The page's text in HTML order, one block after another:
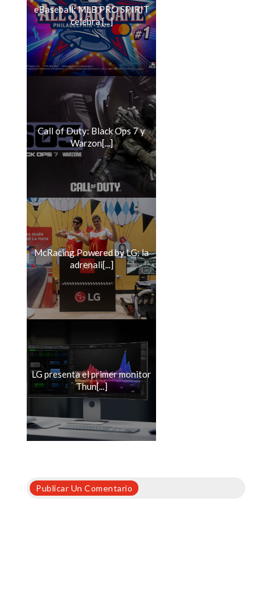
eBaseball: MLB PRO SPIRIT
celebra [...]
Call of Duty: Black Ops 7 y
Warzon[...]
McRacing Powered by LG: la
adrenali[...]
LG presenta el primer monitor
Thun[...]
Publicar Un Comentario